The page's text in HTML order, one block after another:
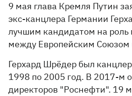
9 мая глава Кремля Путин
экс-канцлера Германии
лучшим кандидатом на роль
между Европейским Союзом
Герхард Шрёдер был
1998 по 2005 год. В 2017-м
директоров "Роснефти". 19